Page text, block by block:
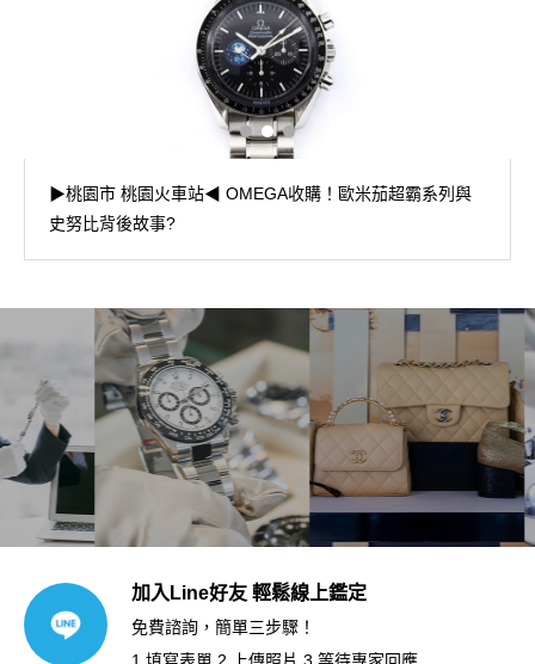
▶桃園市 桃園火車站◀ OMEGA收購！歐米茄超霸系列與
史努比背後故事?
加入Line好友 輕鬆線上鑑定
免費諮詢，簡單三步驟！